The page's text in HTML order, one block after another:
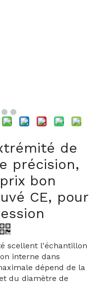
de
précision,
bon
CE, pour
scellent l'échantillon
interne dans
dépend de la
du diamètre de